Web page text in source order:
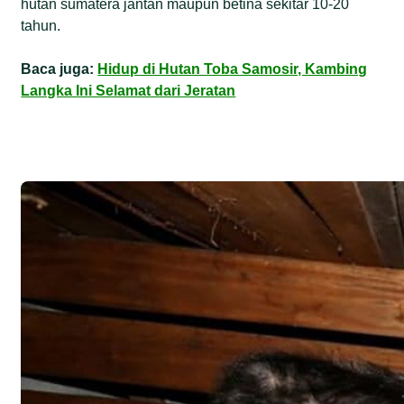
hutan sumatera jantan maupun betina sekitar 10-20
tahun.
Baca juga: Hidup di Hutan Toba Samosir, Kambing
Langka Ini Selamat dari Jeratan